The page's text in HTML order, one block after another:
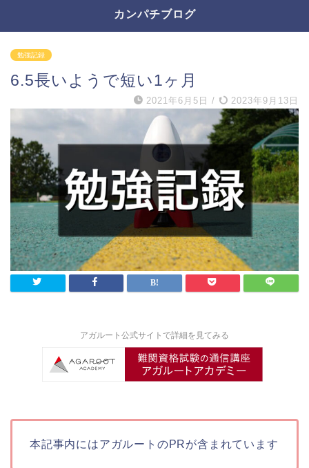
カンパチブログ
勉強記録
6.5長いようで短い1ヶ月
2021年6月5日 / 2023年9月13日
アガルート公式サイトで詳細を見てみる
本記事内にはアガルートのPRが含まれています